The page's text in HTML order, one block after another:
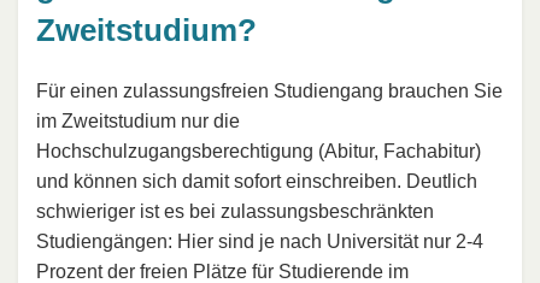
Zweitstudium?
Für einen zulassungsfreien Studiengang brauchen Sie
im Zweitstudium nur die
Hochschulzugangsberechtigung (Abitur, Fachabitur)
und können sich damit sofort einschreiben. Deutlich
schwieriger ist es bei zulassungsbeschränkten
Studiengängen: Hier sind je nach Universität nur 2-4
Prozent der freien Plätze für Studierende im